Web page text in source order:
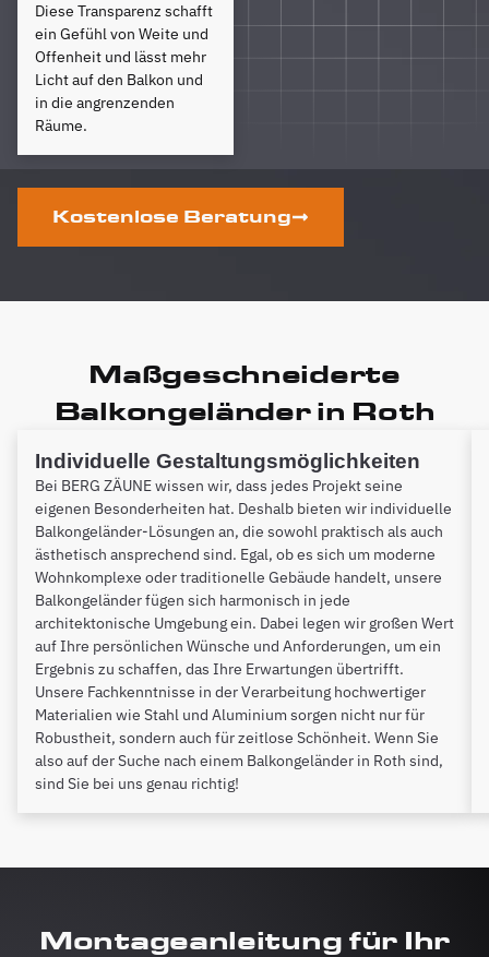
Diese Transparenz schafft
ein Gefühl von Weite und
Offenheit und lässt mehr
Licht auf den Balkon und
in die angrenzenden
Räume.
Kostenlose Beratung
Maßgeschneiderte
Balkongeländer in Roth
Individuelle Gestaltungsmöglichkeiten
Bei BERG ZÄUNE wissen wir, dass jedes Projekt seine
eigenen Besonderheiten hat. Deshalb bieten wir individuelle
Balkongeländer-Lösungen an, die sowohl praktisch als auch
ästhetisch ansprechend sind. Egal, ob es sich um moderne
Wohnkomplexe oder traditionelle Gebäude handelt, unsere
Balkongeländer fügen sich harmonisch in jede
architektonische Umgebung ein. Dabei legen wir großen Wert
auf Ihre persönlichen Wünsche und Anforderungen, um ein
Ergebnis zu schaffen, das Ihre Erwartungen übertrifft.
Unsere Fachkenntnisse in der Verarbeitung hochwertiger
Materialien wie Stahl und Aluminium sorgen nicht nur für
Robustheit, sondern auch für zeitlose Schönheit. Wenn Sie
also auf der Suche nach einem Balkongeländer in Roth sind,
sind Sie bei uns genau richtig!
Montageanleitung für Ihr